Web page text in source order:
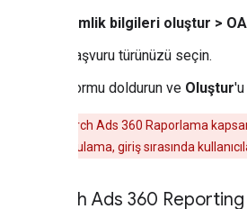
Kimlik bilgileri oluştur >
Başvuru türünüzü seçin.
Formu doldurun ve Oluştur'u
Search Ads 360 Raporlama
gerektirir. Doğrulama, giriş sırasında
Search Ads 360